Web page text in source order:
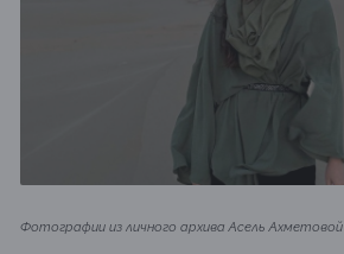
Фотографии из личного архива Асель Ахметовой